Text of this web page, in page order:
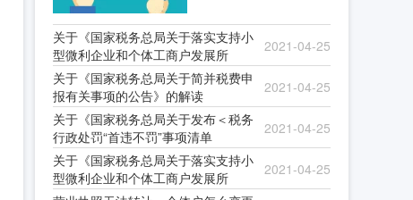
关于《国家税务总局关于落实支持小
型微利企业和个体工商户发展所
2021-04-25
关于《国家税务总局关于简并税费申
报有关事项的公告》的解读
2021-04-25
关于《国家税务总局关于发布＜税务
行政处罚“首违不罚”事项清单
2021-04-25
关于《国家税务总局关于落实支持小
型微利企业和个体工商户发展所
2021-04-25